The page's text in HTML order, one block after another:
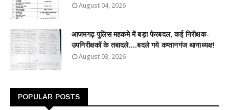
August 04, 2026
आजमगढ़ पुलिस महकमे में बड़ा फेरबदल, कई निरीक्षक-
उपनिरीक्षकों के तबादले....बदले गये कप्तानगंज थानाध्यक्ष!
August 03, 2026
POPULAR POSTS